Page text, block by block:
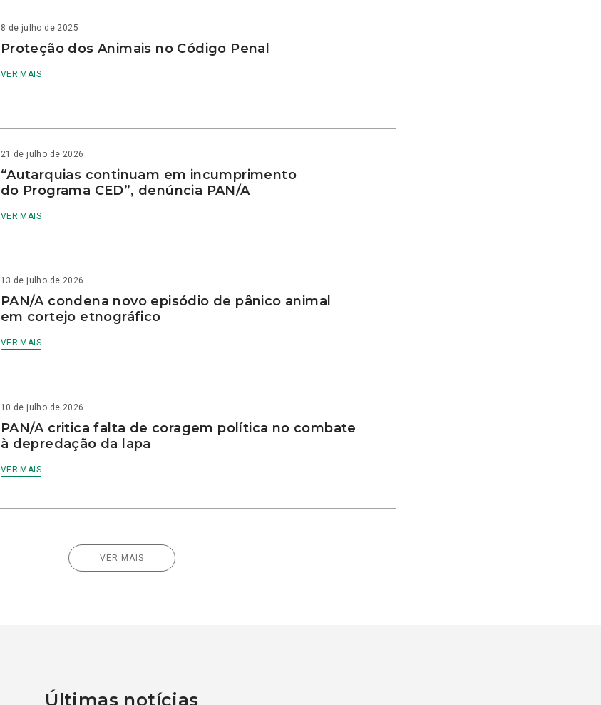
8 de julho de 2025
Proteção dos Animais no Código Penal
VER MAIS
21 de julho de 2026
“Autarquias continuam em incumprimento
do Programa CED”, denúncia PAN/A
VER MAIS
13 de julho de 2026
PAN/A condena novo episódio de pânico animal
em cortejo etnográfico
VER MAIS
10 de julho de 2026
PAN/A critica falta de coragem política no combate
à depredação da lapa
VER MAIS
VER MAIS
Últimas notícias